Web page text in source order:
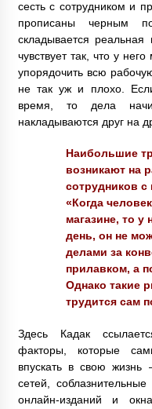
сесть с сотрудником и
прописаны черным
складывается реальная
чувствует так, что у
упорядочить всю
не так уж и плохо.
время, то дела
накладываются друг на
Наибольшие
возникают на
сотрудников
«Когда
магазине, то
день, он не
делами за
прилавком, а
Однако такие
трудится сам
Здесь Кадак
факторы, которые
впускать в свою жизнь
сетей,
онлайн-изданий и